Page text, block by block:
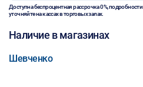
Доступна беспроцентная рассрочка 0%, подробности
уточняйте на кассах в торговых залах.
Наличие в магазинах
Шевченко